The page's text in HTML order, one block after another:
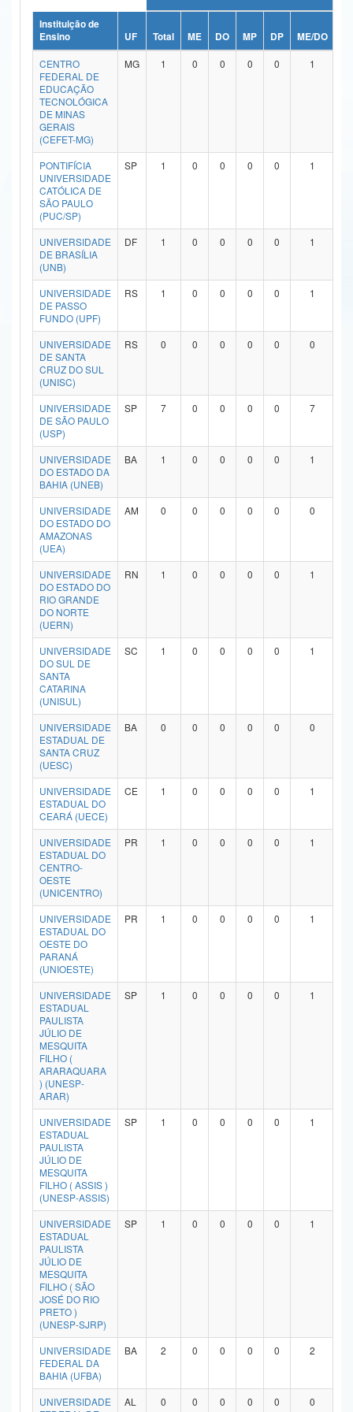
Ministério da Ciência, Tecnologia, Inovações e Comunicações
Ministério do Meio Ambiente
Ministério do Turismo
Ministério do Desenvolvimento Regional
Controladoria-Geral da União
Ministério da Mulher, da Família e dos Direitos Humanos
Secretaria-Geral
Secretaria de Governo
Gabinete de Segurança Institucional
Advocacia-Geral da União
Banco Central do Brasil
Instituição de
Ensino
UF Total ME DO MP DP ME/DO
CENTRO
FEDERAL DE
EDUCAÇÃO
TECNOLÓGICA
DE MINAS
GERAIS
(CEFET-MG)
MG 1 0 0 0 0 1
PONTIFÍCIA
UNIVERSIDADE
CATÓLICA DE
SÃO PAULO
(PUC/SP)
SP 1 0 0 0 0 1
UNIVERSIDADE
DE BRASÍLIA
(UNB)
DF 1 0 0 0 0 1
UNIVERSIDADE
DE PASSO
FUNDO (UPF)
RS 1 0 0 0 0 1
UNIVERSIDADE
DE SANTA
CRUZ DO SUL
(UNISC)
RS 0 0 0 0 0 0
UNIVERSIDADE
DE SÃO PAULO
(USP)
SP 7 0 0 0 0 7
UNIVERSIDADE
DO ESTADO DA
BAHIA (UNEB)
BA 1 0 0 0 0 1
UNIVERSIDADE
DO ESTADO DO
AMAZONAS
(UEA)
AM 0 0 0 0 0 0
UNIVERSIDADE
DO ESTADO DO
RIO GRANDE
DO NORTE
(UERN)
RN 1 0 0 0 0 1
UNIVERSIDADE
DO SUL DE
SANTA
CATARINA
(UNISUL)
SC 1 0 0 0 0 1
UNIVERSIDADE
ESTADUAL DE
SANTA CRUZ
(UESC)
BA 0 0 0 0 0 0
UNIVERSIDADE
ESTADUAL DO
CEARÁ (UECE)
CE 1 0 0 0 0 1
UNIVERSIDADE
ESTADUAL DO
CENTRO-
OESTE
(UNICENTRO)
PR 1 0 0 0 0 1
UNIVERSIDADE
ESTADUAL DO
OESTE DO
PARANÁ
(UNIOESTE)
PR 1 0 0 0 0 1
UNIVERSIDADE
ESTADUAL
PAULISTA
JÚLIO DE
MESQUITA
FILHO (
ARARAQUARA
) (UNESP-
ARAR)
SP 1 0 0 0 0 1
UNIVERSIDADE
ESTADUAL
PAULISTA
JÚLIO DE
MESQUITA
FILHO ( ASSIS )
(UNESP-ASSIS)
SP 1 0 0 0 0 1
UNIVERSIDADE
ESTADUAL
PAULISTA
JÚLIO DE
MESQUITA
FILHO ( SÃO
JOSÉ DO RIO
PRETO )
(UNESP-SJRP)
SP 1 0 0 0 0 1
UNIVERSIDADE
FEDERAL DA
BAHIA (UFBA)
BA 2 0 0 0 0 2
UNIVERSIDADE
AL 0 0 0 0 0 0